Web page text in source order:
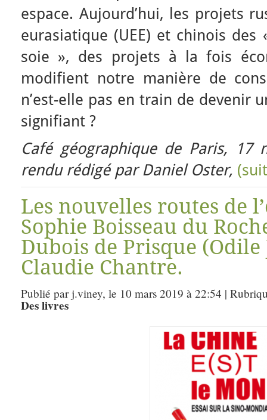
espace. Aujourd’hui, les projets
eurasiatique (UEE) et chinois des
soie », des projets à la fois
modifient notre manière de
n’est-elle pas en train de devenir
signifiant ?
Café géographique de Paris, 17
rendu rédigé par Daniel Oster,
Les nouvelles routes de
Sophie Boisseau du
Dubois de Prisque (Odile
Claudie Chantre.
Publié par j.viney, le 10 mars 2019 à 22:54 |
Des livres